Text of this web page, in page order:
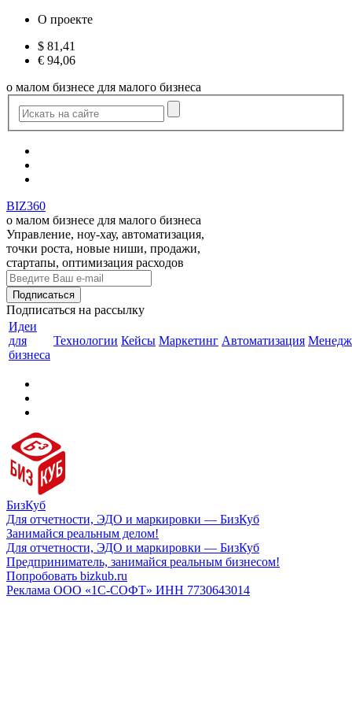
О проекте
$ 81,41
€ 94,06
о малом бизнесе для малого бизнеса
BIZ360
о малом бизнесе для малого бизнеса
Управление, ноу-хау, автоматизация,
точки роста, новые ниши, продажи,
стартапы, оптимизация расходов
Подписаться на рассылку
Идеи
для
бизнеса
Технологии Кейсы Маркетинг Автоматизация
БизКуб
Для отчетности, ЭДО и маркировки — БизКуб
Занимайся реальным делом!
Для отчетности, ЭДО и маркировки — БизКуб
Предприниматель, занимайся реальным бизнесом!
Попробовать bizkub.ru
Реклама ООО «1С-СОФТ» ИНН 7730643014